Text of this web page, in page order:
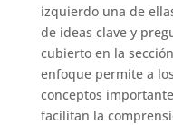
izquierdo una de
de ideas clave y
cubierto en la
enfoque permite a
conceptos
facilitan la